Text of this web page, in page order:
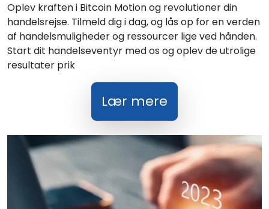
Oplev kraften i Bitcoin Motion og revolutioner din
handelsrejse. Tilmeld dig i dag, og lås op for en verden
af handelsmuligheder og ressourcer lige ved hånden.
Start dit handelseventyr med os og oplev de utrolige
resultater prik
Lær mere